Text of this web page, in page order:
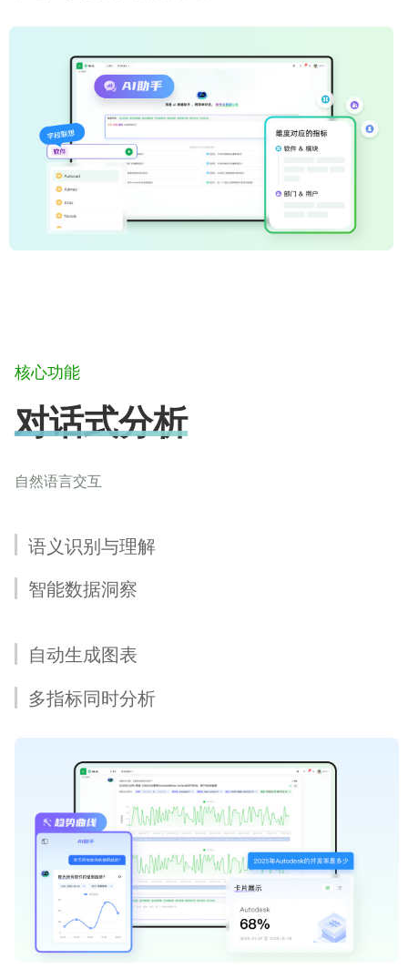
核心功能
对话式分析
自然语言交互
语义识别与理解
智能数据洞察
自动生成图表
多指标同时分析